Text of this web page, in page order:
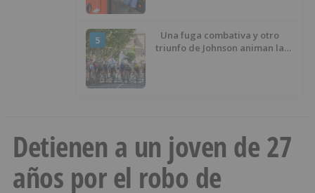
5
Una fuga combativa y otro
triunfo de Johnson animan la
Detienen a un joven de 27
años por el robo de